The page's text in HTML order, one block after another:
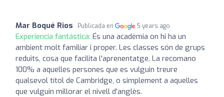
Mar Boqué Rios Publicada en 5 years ago
Experiencia fantástica: És una acadèmia on hi ha un
ambient molt familiar i proper. Les classes són de grups
reduits, cosa que facilita l'aprenentatge. La recomano
100% a aquelles persones que es vulguin treure
qualsevol títol de Cambridge, o simplement a aquelles
que vulguin millorar el nivell d'anglès.